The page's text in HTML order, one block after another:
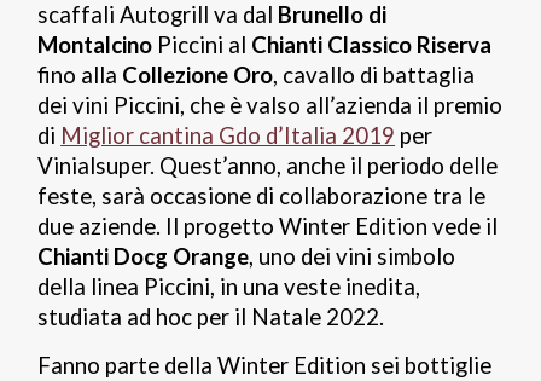
scaffali Autogrill va dal Brunello di
Montalcino Piccini al Chianti Classico Riserva
fino alla Collezione Oro, cavallo di battaglia
dei vini Piccini, che è valso all’azienda il premio
di Miglior cantina Gdo d’Italia 2019 per
Vinialsuper. Quest’anno, anche il periodo delle
feste, sarà occasione di collaborazione tra le
due aziende. Il progetto Winter Edition vede il
Chianti Docg Orange, uno dei vini simbolo
della linea Piccini, in una veste inedita,
studiata ad hoc per il Natale 2022.
Fanno parte della Winter Edition sei bottiglie